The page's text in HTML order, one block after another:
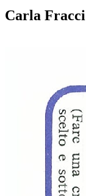
Carla Fracci